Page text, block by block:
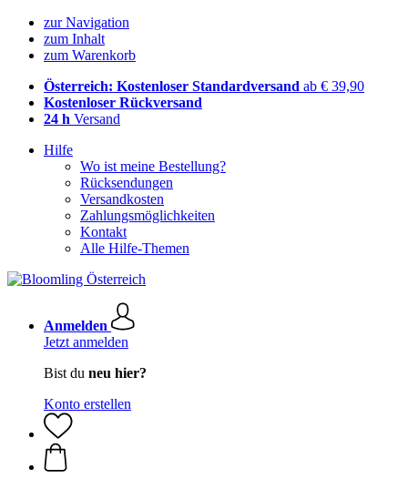
zur Navigation
zum Inhalt
zum Warenkorb
Österreich: Kostenloser Standardversand ab € 39,90
Kostenloser Rückversand
24 h Versand
Hilfe
Wo ist meine Bestellung?
Rücksendungen
Versandkosten
Zahlungsmöglichkeiten
Kontakt
Alle Hilfe-Themen
Anmelden
Jetzt anmelden
Bist du neu hier?
Konto erstellen